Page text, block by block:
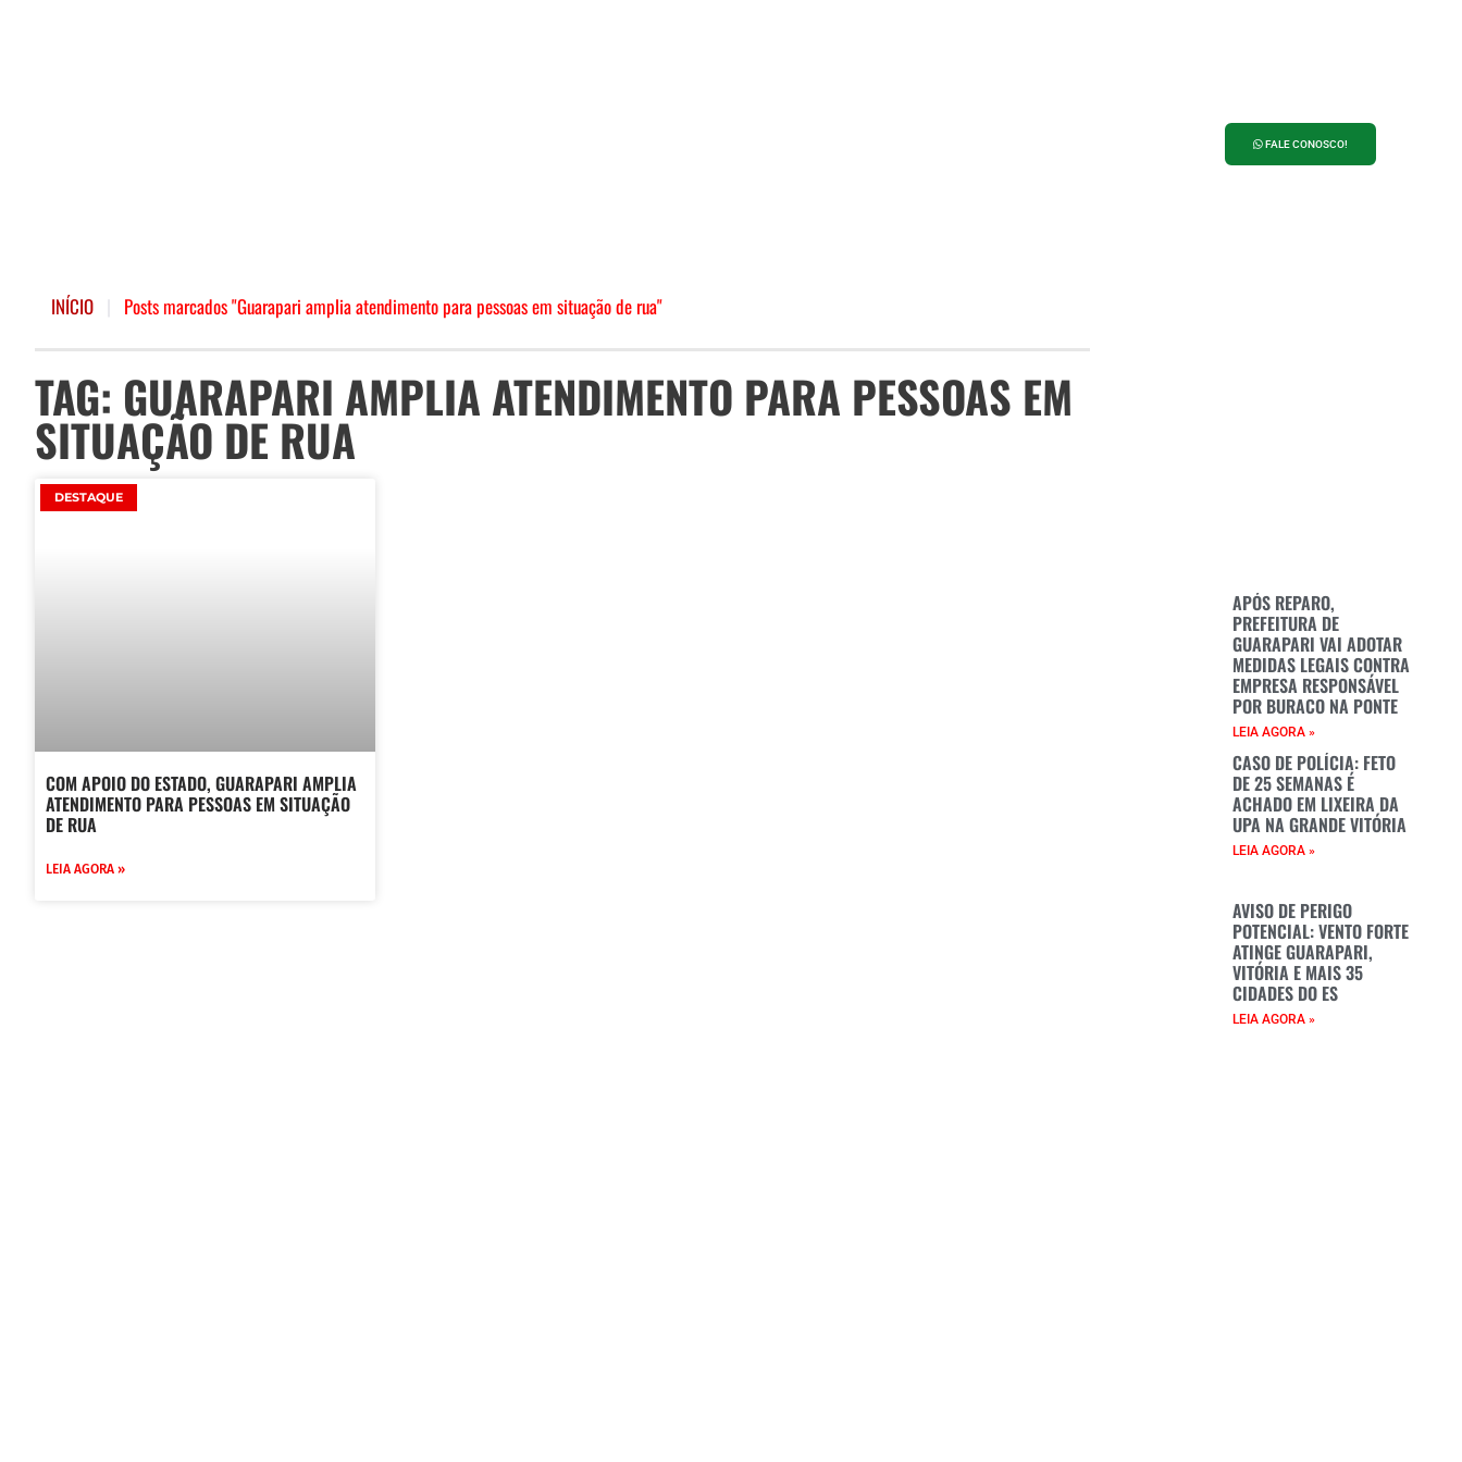
FALE CONOSCO!
INÍCIO Posts marcados "Guarapari amplia atendimento para pessoas em situação de rua"
TAG: GUARAPARI AMPLIA ATENDIMENTO PARA PESSOAS EM
SITUAÇÃO DE RUA
DESTAQUE
COM APOIO DO ESTADO, GUARAPARI AMPLIA
ATENDIMENTO PARA PESSOAS EM SITUAÇÃO
DE RUA
LEIA AGORA »
APÓS REPARO,
PREFEITURA DE
GUARAPARI VAI ADOTAR
MEDIDAS LEGAIS CONTRA
EMPRESA RESPONSÁVEL
POR BURACO NA PONTE
LEIA AGORA »
CASO DE POLÍCIA: FETO
DE 25 SEMANAS É
ACHADO EM LIXEIRA DA
UPA NA GRANDE VITÓRIA
LEIA AGORA »
AVISO DE PERIGO
POTENCIAL: VENTO FORTE
ATINGE GUARAPARI,
VITÓRIA E MAIS 35
CIDADES DO ES
LEIA AGORA »